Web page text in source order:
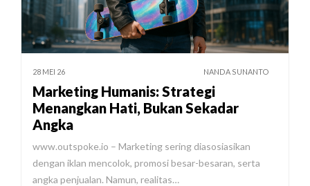
28 MEI 26 NANDA SUNANTO
Marketing Humanis: Strategi
Menangkan Hati, Bukan Sekadar
Angka
www.outspoke.io – Marketing sering diasosiasikan
dengan iklan mencolok, promosi besar-besaran, serta
angka penjualan. Namun, realitas…